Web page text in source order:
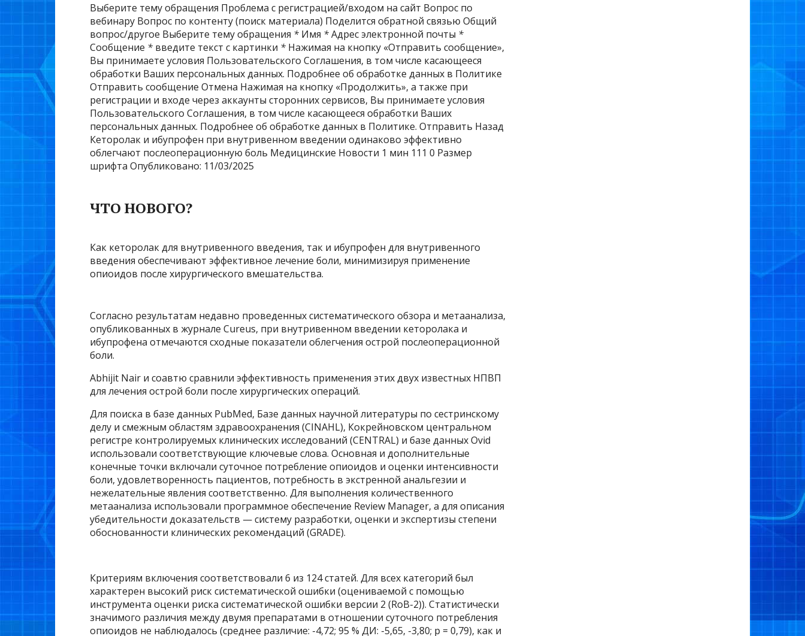
Выберите тему обращения Проблема с регистрацией/входом на сайт Вопрос по
вебинару Вопрос по контенту (поиск материала) Поделится обратной связью Общий
вопрос/другое Выберите тему обращения * Имя *Адрес электронной почты *
Сообщение * введите текст с картинки * Нажимая на кнопку «Отправить сообщение»,
Вы принимаете условия Пользовательского Соглашения, в том числе касающееся
обработки Ваших персональных данных. Подробнее об обработке данных в Политике
Отправить сообщение Отмена Нажимая на кнопку «Продолжить», а также при
регистрации и входе через аккаунты сторонних сервисов, Вы принимаете условия
Пользовательского Соглашения, в том числе касающееся обработки Ваших
персональных данных. Подробнее об обработке данных в Политике. Отправить Назад
Кеторолак и ибупрофен при внутривенном введении одинаково эффективно
облегчают послеоперационную боль Медицинские Новости 1 мин 111 0 Размер
шрифта Опубликовано: 11/03/2025
ЧТО НОВОГО?
Как кеторолак для внутривенного введения, так и ибупрофен для внутривенного
введения обеспечивают эффективное лечение боли, минимизируя применение
опиоидов после хирургического вмешательства.
Согласно результатам недавно проведенных систематического обзора и метаанализа,
опубликованных в журнале Cureus, при внутривенном введении кеторолака и
ибупрофена отмечаются сходные показатели облегчения острой послеоперационной
боли.
Abhijit Nair и соавтю сравнили эффективность применения этих двух известных НПВП
для лечения острой боли после хирургических операций.
Для поиска в базе данных PubMed, Базе данных научной литературы по сестринскому
делу и смежным областям здравоохранения (CINAHL), Кокрейновском центральном
регистре контролируемых клинических исследований (CENTRAL) и базе данных Ovid
использовали соответствующие ключевые слова. Основная и дополнительные
конечные точки включали суточное потребление опиоидов и оценки интенсивности
боли, удовлетворенность пациентов, потребность в экстренной анальгезии и
нежелательные явления соответственно. Для выполнения количественного
метаанализа использовали программное обеспечение Review Manager, а для описания
убедительности доказательств — систему разработки, оценки и экспертизы степени
обоснованности клинических рекомендаций (GRADE).
Критериям включения соответствовали 6 из 124 статей. Для всех категорий был
характерен высокий риск систематической ошибки (оцениваемой с помощью
инструмента оценки риска систематической ошибки версии 2 (RoB-2)). Статистически
значимого различия между двумя препаратами в отношении суточного потребления
опиоидов не наблюдалось (среднее различие: -4,72; 95 % ДИ: -5,65, -3,80; p = 0,79), как и